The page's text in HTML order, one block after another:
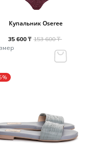
Купальник Oseree
35 600 ₸ 153 600 ₸